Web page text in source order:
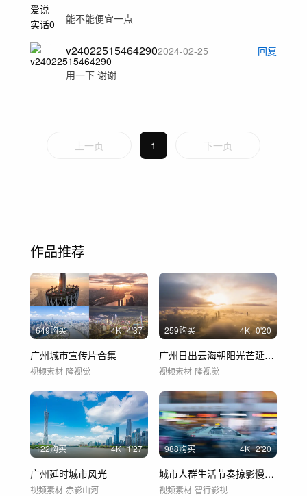
能不能便宜一点
v240225154642902024-02-25
回复
用一下 谢谢
上一页 1 下一页
作品推荐
649购买 4K 4'37
广州城市宣传片合集
视频素材 隆视觉
259购买 4K 0'20
广州日出云海朝阳光芒延时航拍(23)
视频素材 隆视觉
122购买 4K 1'27
广州延时城市风光
视频素材 赤影山河
988购买 4K 2'20
城市人群生活节奏掠影慢门摄影王家卫影像
视频素材 智行影视